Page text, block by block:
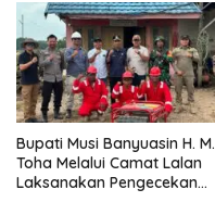
Bupati Musi Banyuasin H. M.
Toha Melalui Camat Lalan
Laksanakan Pengecekan